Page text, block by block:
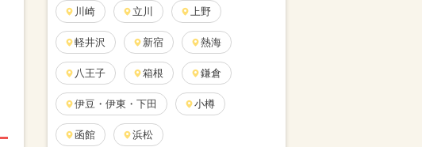
川崎 立川 上野
軽井沢 新宿 熱海
八王子 箱根 鎌倉
伊豆・伊東・下田 小樽
函館 浜松